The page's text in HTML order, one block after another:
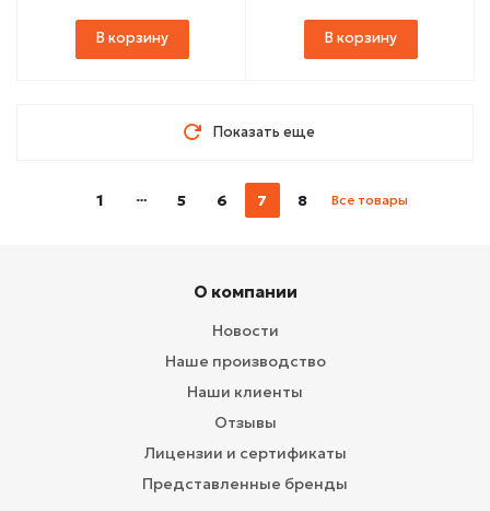
В корзину В корзину
Показать еще
1 5 6 7 8 Все товары
О компании
Новости
Наше производство
Наши клиенты
Отзывы
Лицензии и сертификаты
Представленные бренды